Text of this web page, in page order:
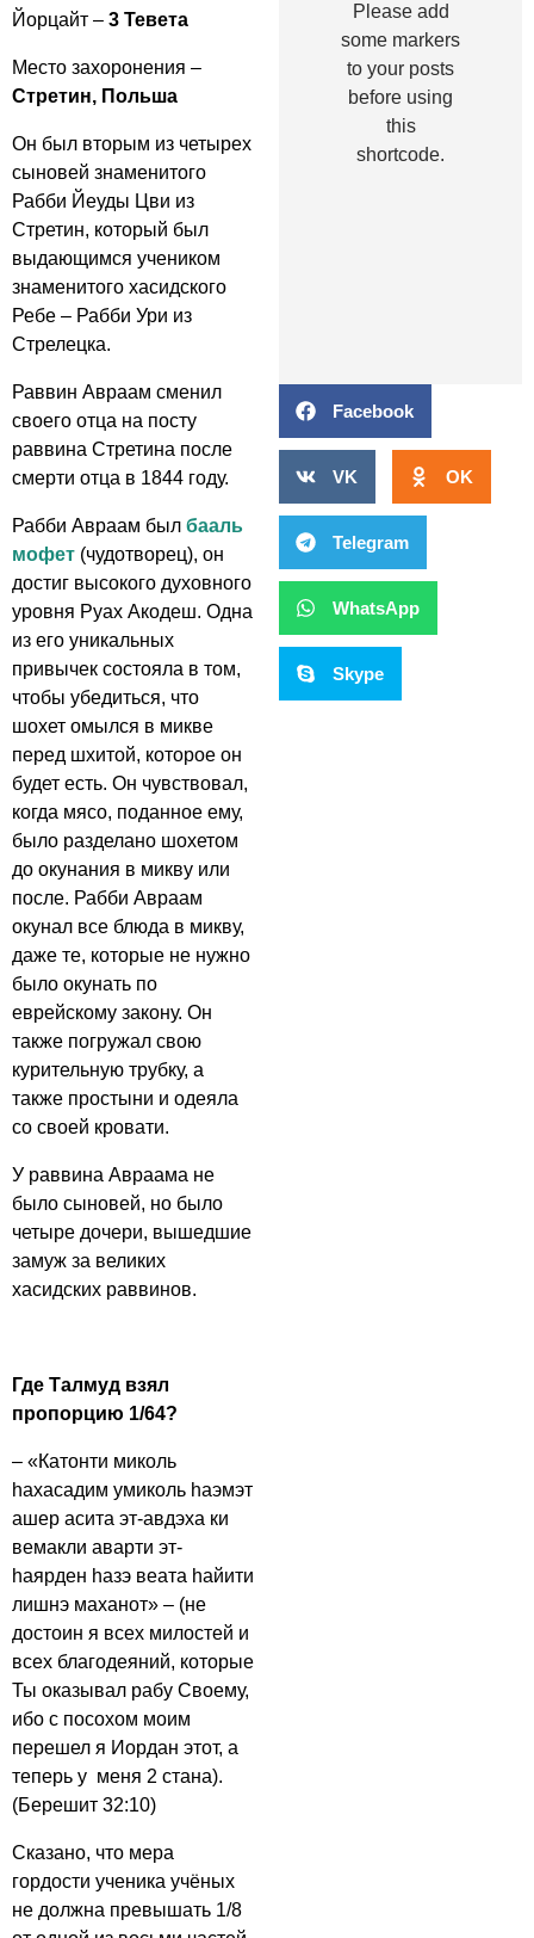
Йорцайт – 3 Тевета
Место захоронения –
Стретин, Польша
Он был вторым из четырех
сыновей знаменитого
Рабби Йеуды Цви из
Стретин, который был
выдающимся учеником
знаменитого хасидского
Ребе – Рабби Ури из
Стрелецка.
Раввин Авраам сменил
своего отца на посту
раввина Стретина после
смерти отца в 1844 году.
Рабби Авраам был бааль
мофет (чудотворец), он
достиг высокого духовного
уровня Руах Акодеш. Одна
из его уникальных
привычек состояла в том,
чтобы убедиться, что
шохет омылся в микве
перед шхитой, которое он
будет есть. Он чувствовал,
когда мясо, поданное ему,
было разделано шохетом
до окунания в микву или
после. Рабби Авраам
окунал все блюда в микву,
даже те, которые не нужно
было окунать по
еврейскому закону. Он
также погружал свою
курительную трубку, а
также простыни и одеяла
со своей кровати.
У раввина Авраама не
было сыновей, но было
четыре дочери, вышедшие
замуж за великих
хасидских раввинов.
Где Талмуд взял
пропорцию 1/64?
– «Катонти миколь
hахасадим умиколь hаэмэт
ашер асита эт-авдэха ки
вемакли аварти эт-
hаярден hазэ веата hайити
лишнэ маханот» – (не
достоин я всех милостей и
всех благодеяний, которые
Ты оказывал рабу Своему,
ибо с посохом моим
перешел я Иордан этот, а
теперь у меня 2 стана).
(Берешит 32:10)
Сказано, что мера
гордости ученика учёных
не должна превышать 1/8
Please add
some markers
to your posts
before using
this
shortcode.
Facebook
VK OK
Telegram
WhatsApp
Skype